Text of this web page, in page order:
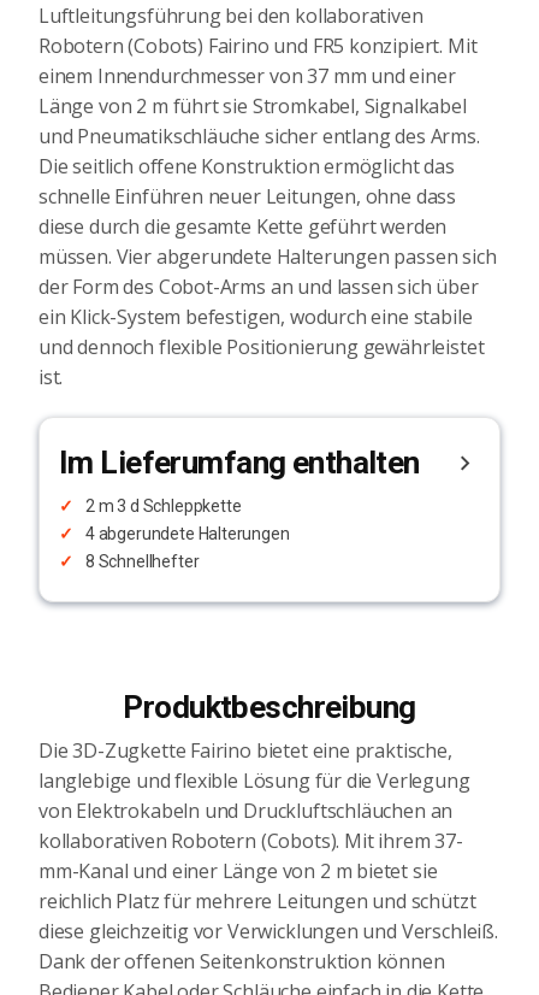
Luftleitungsführung bei den kollaborativen
Robotern (Cobots) Fairino und FR5 konzipiert. Mit
einem Innendurchmesser von 37 mm und einer
Länge von 2 m führt sie Stromkabel, Signalkabel
und Pneumatikschläuche sicher entlang des Arms.
Die seitlich offene Konstruktion ermöglicht das
schnelle Einführen neuer Leitungen, ohne dass
diese durch die gesamte Kette geführt werden
müssen. Vier abgerundete Halterungen passen sich
der Form des Cobot-Arms an und lassen sich über
ein Klick-System befestigen, wodurch eine stabile
und dennoch flexible Positionierung gewährleistet
ist.
Im Lieferumfang enthalten
2 m 3 d Schleppkette
4 abgerundete Halterungen
8 Schnellhefter
Produktbeschreibung
Die 3D-Zugkette Fairino bietet eine praktische,
langlebige und flexible Lösung für die Verlegung
von Elektrokabeln und Druckluftschläuchen an
kollaborativen Robotern (Cobots). Mit ihrem 37-
mm-Kanal und einer Länge von 2 m bietet sie
reichlich Platz für mehrere Leitungen und schützt
diese gleichzeitig vor Verwicklungen und Verschleiß.
Dank der offenen Seitenkonstruktion können